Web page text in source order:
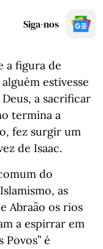
Siga-nos
a figura de
estivesse
a sacrificar
termina a
fez surgir um
de Isaac.
do
as
Abraão os rios
a espirrar em
Povos” é